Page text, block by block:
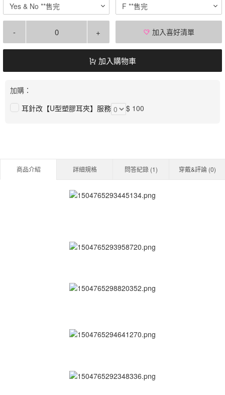
Yes & No **售完 F **售完
- + 加入喜好清單
加入購物車
加購：
耳針改【U型塑膠耳夾】服務
$ 100
商品介紹 詳細規格 問答紀錄 (1) 穿戴&評論 (0)